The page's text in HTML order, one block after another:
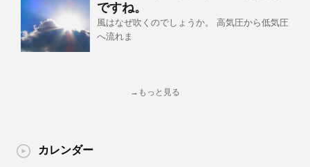
ですね。
風はなぜ吹くのでしょうか。 高気圧から低気圧
へ流れま
→もっと見る
カレンダー